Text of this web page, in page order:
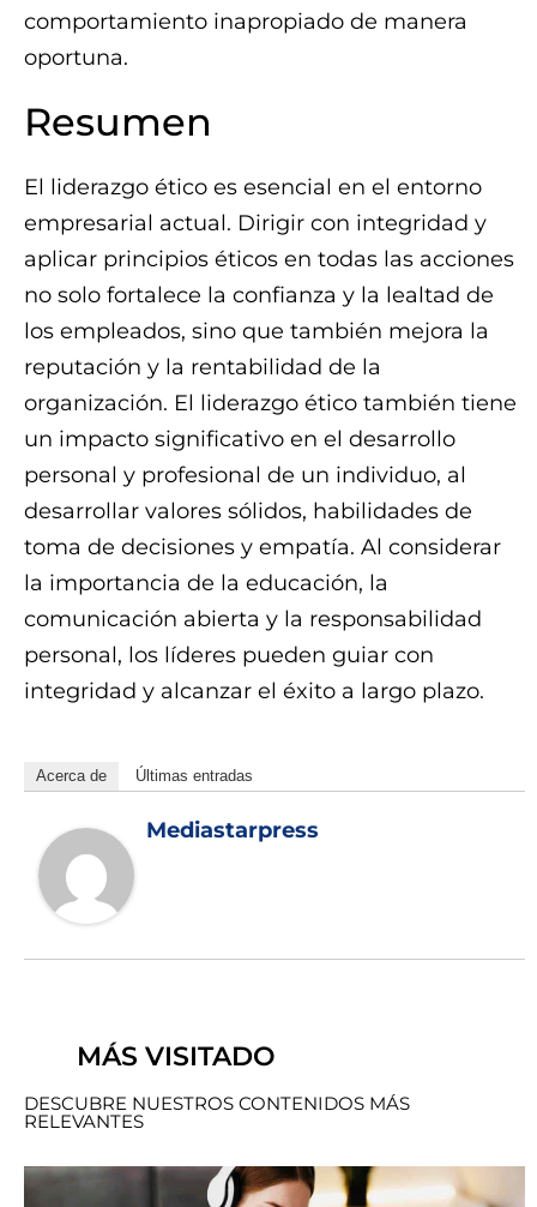
comportamiento inapropiado de manera
oportuna.
Resumen
El liderazgo ético es esencial en el entorno
empresarial actual. Dirigir con integridad y
aplicar principios éticos en todas las acciones
no solo fortalece la confianza y la lealtad de
los empleados, sino que también mejora la
reputación y la rentabilidad de la
organización. El liderazgo ético también tiene
un impacto significativo en el desarrollo
personal y profesional de un individuo, al
desarrollar valores sólidos, habilidades de
toma de decisiones y empatía. Al considerar
la importancia de la educación, la
comunicación abierta y la responsabilidad
personal, los líderes pueden guiar con
integridad y alcanzar el éxito a largo plazo.
Acerca de Últimas entradas
Mediastarpress
MÁS VISITADO
DESCUBRE NUESTROS CONTENIDOS MÁS
RELEVANTES